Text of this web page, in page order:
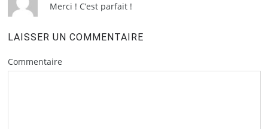
Merci ! C’est parfait !
LAISSER UN COMMENTAIRE
Commentaire